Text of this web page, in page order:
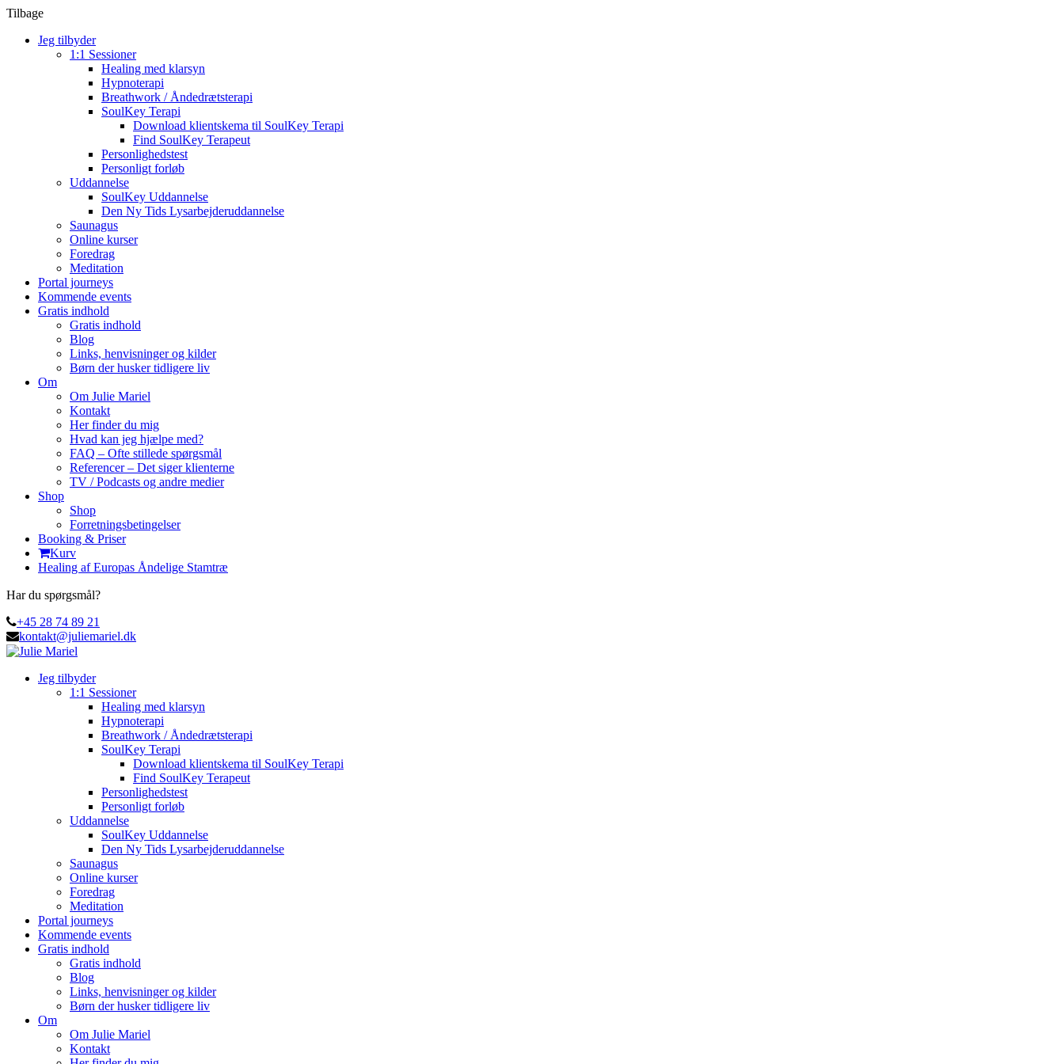
Tilbage
Jeg tilbyder
1:1 Sessioner
Healing med klarsyn
Hypnoterapi
Breathwork / Åndedrætsterapi
SoulKey Terapi
Download klientskema til SoulKey Terapi
Find SoulKey Terapeut
Personlighedstest
Personligt forløb
Uddannelse
SoulKey Uddannelse
Den Ny Tids Lysarbejderuddannelse
Saunagus
Online kurser
Foredrag
Meditation
Portal journeys
Kommende events
Gratis indhold
Gratis indhold
Blog
Links, henvisninger og kilder
Børn der husker tidligere liv
Om
Om Julie Mariel
Kontakt
Her finder du mig
Hvad kan jeg hjælpe med?
FAQ – Ofte stillede spørgsmål
Referencer – Det siger klienterne
TV / Podcasts og andre medier
Shop
Shop
Forretningsbetingelser
Booking & Priser
Kurv
Healing af Europas Åndelige Stamtræ
Har du spørgsmål?
+45 28 74 89 21
kontakt@juliemariel.dk
Jeg tilbyder
1:1 Sessioner
Healing med klarsyn
Hypnoterapi
Breathwork / Åndedrætsterapi
SoulKey Terapi
Download klientskema til SoulKey Terapi
Find SoulKey Terapeut
Personlighedstest
Personligt forløb
Uddannelse
SoulKey Uddannelse
Den Ny Tids Lysarbejderuddannelse
Saunagus
Online kurser
Foredrag
Meditation
Portal journeys
Kommende events
Gratis indhold
Gratis indhold
Blog
Links, henvisninger og kilder
Børn der husker tidligere liv
Om
Om Julie Mariel
Kontakt